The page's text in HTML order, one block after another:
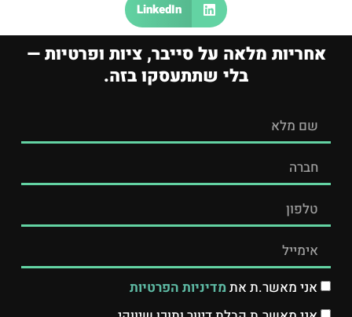
LinkedIn
אחריות מלאה על סייבר, ציות ופרטיות —
בלי שתתעסקו בזה.
אני מאשר.ת את מדיניות הפרטיות